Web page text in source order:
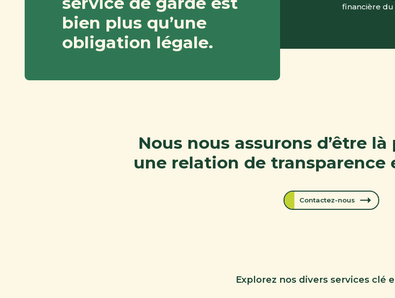
bien plus qu’une
obligation légale.
financière du
Nous nous assurons d’être
une relation de transparence
Contactez-nous
Explorez nos divers services clé